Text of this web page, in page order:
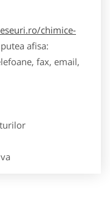
chimice-
afisa:
fax, email,